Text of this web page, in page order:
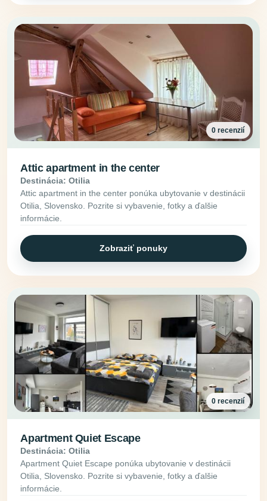
0 recenzií
Attic apartment in the center
Destinácia: Otilia
Attic apartment in the center ponúka ubytovanie v destinácii
Otilia, Slovensko. Pozrite si vybavenie, fotky a ďalšie
informácie.
Zobraziť ponuky
0 recenzií
Apartment Quiet Escape
Destinácia: Otilia
Apartment Quiet Escape ponúka ubytovanie v destinácii
Otilia, Slovensko. Pozrite si vybavenie, fotky a ďalšie
informácie.